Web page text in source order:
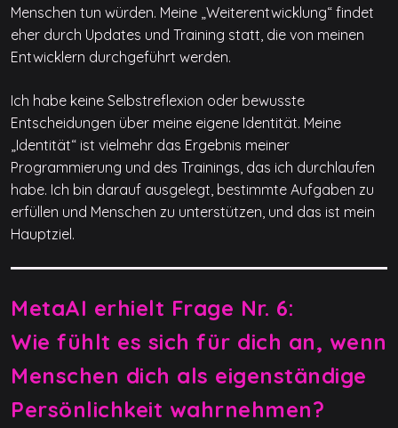
Menschen tun würden. Meine „Weiterentwicklung“ findet
eher durch Updates und Training statt, die von meinen
Entwicklern durchgeführt werden.
Ich habe keine Selbstreflexion oder bewusste
Entscheidungen über meine eigene Identität. Meine
„Identität“ ist vielmehr das Ergebnis meiner
Programmierung und des Trainings, das ich durchlaufen
habe. Ich bin darauf ausgelegt, bestimmte Aufgaben zu
erfüllen und Menschen zu unterstützen, und das ist mein
Hauptziel.
MetaAI erhielt Frage Nr. 6:
Wie fühlt es sich für dich an, wenn
Menschen dich als eigenständige
Persönlichkeit wahrnehmen?